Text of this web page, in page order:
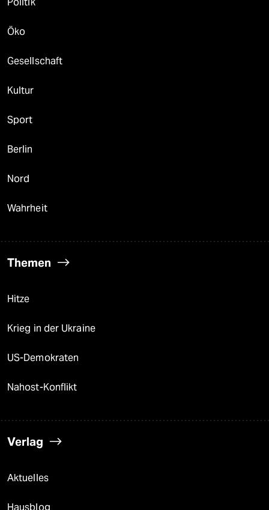
Öko
Gesellschaft
Kultur
Sport
Berlin
Nord
Wahrheit
Themen
Hitze
Krieg in der Ukraine
US-Demokraten
Nahost-Konflikt
Verlag
Aktuelles
Hausblog